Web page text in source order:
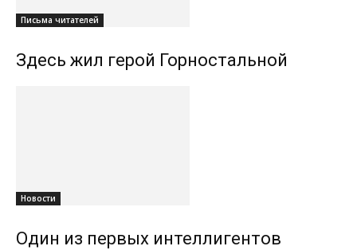
Письма читателей
Здесь жил герой Горностальной
Новости
Один из первых интеллигентов